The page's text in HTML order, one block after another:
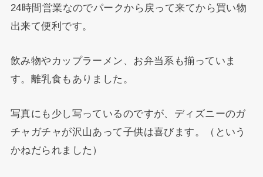
24時間営業なのでパークから戻って来てから買い物
出来て便利です。
飲み物やカップラーメン、お弁当系も揃っていま
す。離乳食もありました。
写真にも少し写っているのですが、ディズニーのガ
チャガチャが沢山あって子供は喜びます。（という
かねだられました）